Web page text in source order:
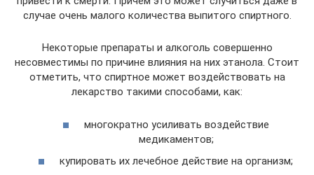
случае очень малого количества выпитого спиртного.
Некоторые препараты и алкоголь совершенно
несовместимы по причине влияния на них этанола. Стоит
отметить, что спиртное может воздействовать на
лекарство такими способами, как:
многократно усиливать воздействие
медикаментов;
купировать их лечебное действие на организм;